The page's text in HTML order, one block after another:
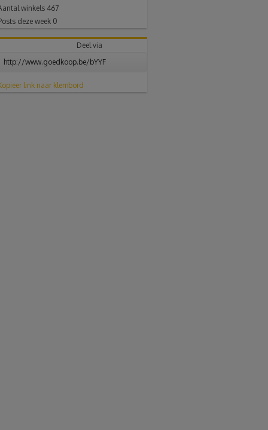
winkels 467
deze week 0
Deel via
link naar klembord